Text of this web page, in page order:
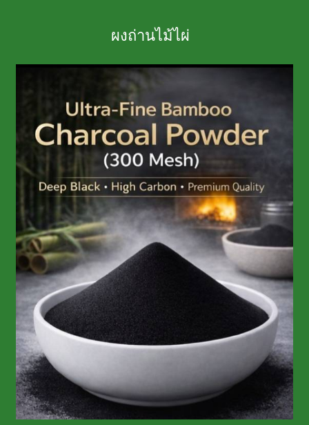
ผงถ่านไม้ไผ่